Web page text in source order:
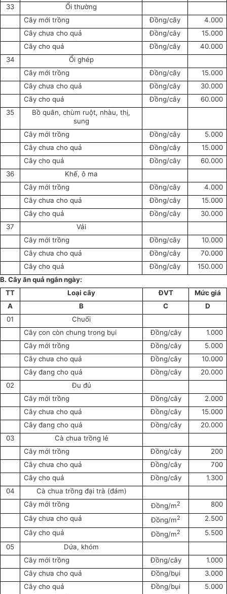
33
Ổi thường
Cây mới trồng
Đồng/cây
4.000
Cây chưa cho quả
Đồng/cây
15.000
Cây cho quả
Đồng/cây
40.000
34
Ổi ghép
Cây mới trồng
Đồng/cây
15.000
Cây chưa cho quả
Đồng/cây
30.000
Cây cho quả
Đồng/cây
60.000
35
Bồ quân, chùm ruột, nhàu, thị,
sung
Cây mới trồng
Đồng/cây
5.000
Cây chưa cho quả
Đồng/cây
15.000
Cây cho quả
Đồng/cây
60.000
36
Khế, ô ma
Cây mới trồng
Đồng/cây
4.000
Cây chưa cho quả
Đồng/cây
15.000
Cây cho quả
Đồng/cây
30.000
37
Vải
Cây mới trồng
Đồng/cây
10.000
Cây chưa cho quả
Đồng/cây
70.000
Cây cho quả
Đồng/cây
150.000
B. Cây ăn quả ngắn ngày:
TT
Loại cây ĐVT
Mức giá
A
B C
D
01
Chuối
Cây con còn chung trong bụi
Đồng/cây
1.000
Cây mới trồng
Đồng/cây
5.000
Cây chưa cho quả
Đồng/cây
10.000
Cây đang cho quả
Đồng/cây
20.000
02
Đu đủ
Cây mới trồng
Đồng/cây
2.000
Cây chưa cho quả
Đồng/cây
15.000
Cây đang cho quả
Đồng/cây
20.000
03
Cà chua trồng lẻ
Cây mới trồng
Đồng/cây
200
Cây chưa cho quả
Đồng/cây
700
Cây cho quả
Đồng/cây
1.300
04
Cà chua trồng đại trà (đám)
Cây mới trồng
Đồng/m2
800
Cây chưa cho quả
Đồng/m2
2.500
Cây cho quả
Đồng/m2
5.500
05
Dứa, khóm
Cây mới trồng
Đồng/cây
1.000
Cây chưa cho quả
Đồng/bụi
3.000
Cây cho quả
Đồng/bụi
5.000